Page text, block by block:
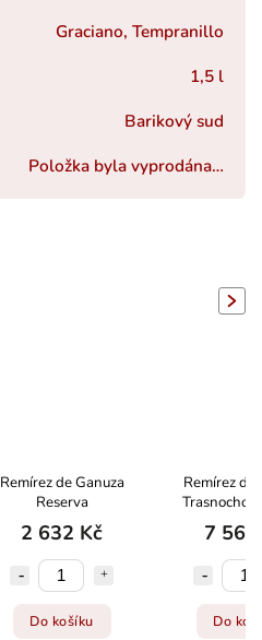
Graciano, Tempranillo
1,5 l
Barikový sud
Položka byla vyprodána…
Remírez de Ganuza
Reserva
2 632 Kč
Do košíku
Remírez de
Trasnocho
7 562
Do
Next